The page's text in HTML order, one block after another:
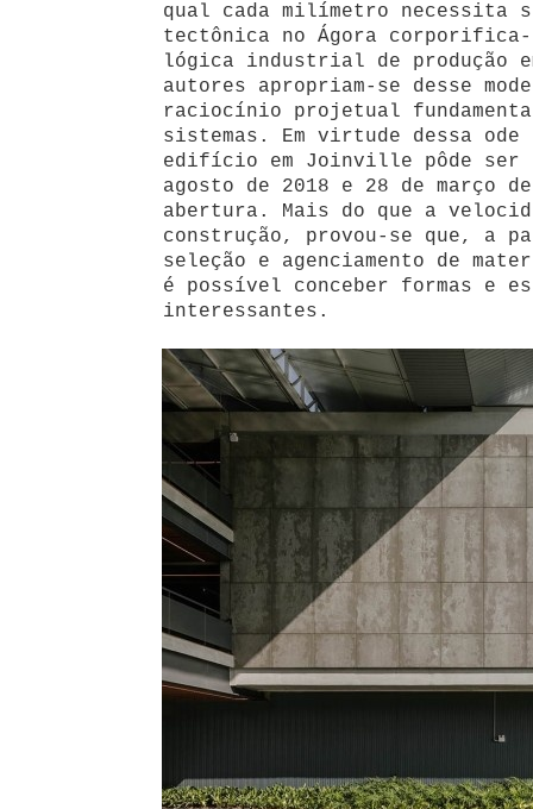
qual cada milímetro necessita
tectônica no Ágora corporifica-
lógica industrial de produção
autores apropriam-se desse
raciocínio projetual
sistemas. Em virtude dessa ode
edifício em Joinville pôde ser
agosto de 2018 e 28 de março
abertura. Mais do que a
construção, provou-se que, a
seleção e agenciamento de
é possível conceber formas e
interessantes.